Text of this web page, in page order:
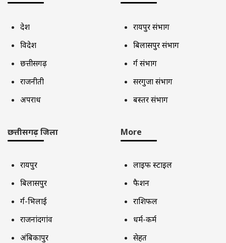
देश
विदेश
छत्तीसगढ़
राजनीती
अपराध
रायपुर संभाग
बिलासपुर संभाग
दुर्ग संभाग
सरगुजा संभाग
बस्तर संभाग
छत्तीसगढ़ जिला
रायपुर
बिलासपुर
दुर्ग-भिलाई
राजनांदगांव
अंबिकापुर
More
लाइफ स्टाइल
फैशन
राशिफल
धर्म-कर्म
सेहत